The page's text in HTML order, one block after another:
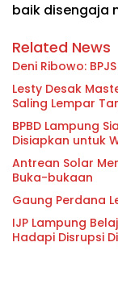
baik disengaja
Related News
Deni Ribowo:
Lesty Desak
Saling Lempar
BPBD Lampung
Disiapkan untuk
Antrean Solar
Buka-bukaan
Gaung Perdana
IJP Lampung
Hadapi Disrupsi